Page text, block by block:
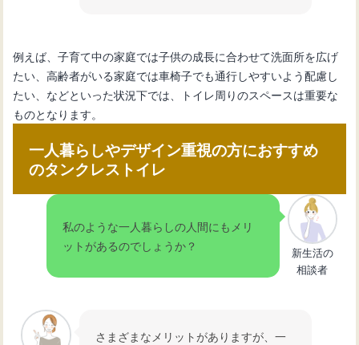
例えば、子育て中の家庭では子供の成長に合わせて洗面所を広げ
たい、高齢者がいる家庭では車椅子でも通行しやすいよう配慮し
たい、などといった状況下では、トイレ周りのスペースは重要な
ものとなります。
一人暮らしやデザイン重視の方におすすめ
のタンクレストイレ
私のような一人暮らしの人間にもメリ
ットがあるのでしょうか？
新生活の
相談者
さまざまなメリットがありますが、一